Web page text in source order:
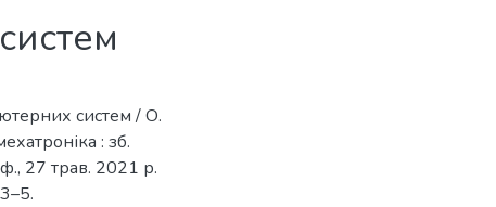
систем / О.
: зб.
27 трав. 2021 р.